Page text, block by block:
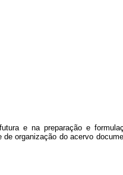
e na preparação e
organização do acervo